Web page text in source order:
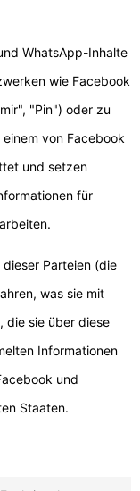
WhatsApp-Inhalte
wie Facebook
"Pin") oder zu
von Facebook
und setzen
für
Parteien (die
was sie mit
die sie über diese
Informationen
und
Staaten.